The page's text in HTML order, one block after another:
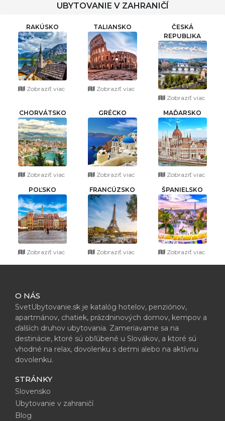
UBYTOVANIE V ZAHRANIČÍ
RAKÚSKO
Zobraziť viac
TALIANSKO
Zobraziť viac
ČESKÁ
REPUBLIKA
Zobraziť viac
CHORVÁTSKO
Zobraziť viac
GRÉCKO
Zobraziť viac
MAĎARSKO
Zobraziť viac
POĽSKO
Zobraziť viac
FRANCÚZSKO
Zobraziť viac
ŠPANIELSKO
Zobraziť viac
O NÁS
SvetUbytovanie.sk je katalóg hotelov, penziónov,
apartmánov, chatiek, prázdninových domov, kempov a
ďalších druhov ubytovania. Zameriavame sa na
destinácie, ktoré sú obľúbené u Slovákov, a ktoré sú
vhodné na relax, dovolenku s deťmi alebo na aktívnu
dovolenku.
STRÁNKY
Slovensko
Ubytovanie v zahraničí
Blog